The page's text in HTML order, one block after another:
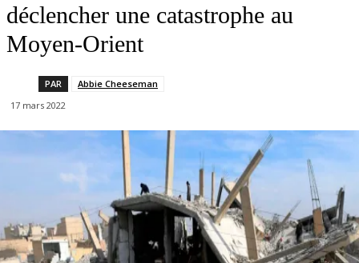
déclencher une catastrophe au
Moyen-Orient
PAR
Abbie Cheeseman
17 mars 2022